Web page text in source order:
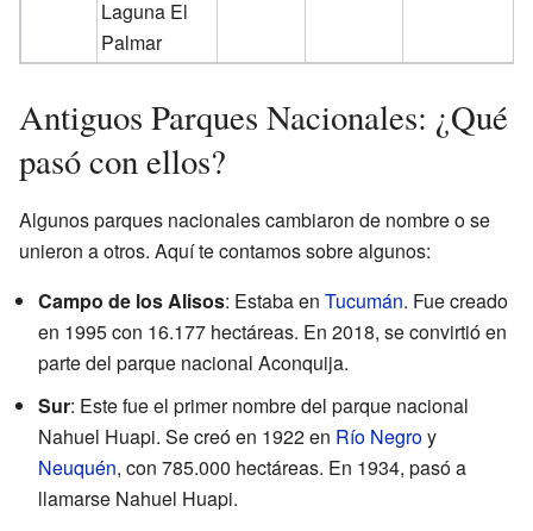
Laguna El
Palmar
Antiguos Parques Nacionales: ¿Qué
pasó con ellos?
Algunos parques nacionales cambiaron de nombre o se
unieron a otros. Aquí te contamos sobre algunos:
Campo de los Alisos: Estaba en Tucumán. Fue creado
en 1995 con 16.177 hectáreas. En 2018, se convirtió en
parte del parque nacional Aconquija.
Sur: Este fue el primer nombre del parque nacional
Nahuel Huapi. Se creó en 1922 en Río Negroy
Neuquén, con 785.000 hectáreas. En 1934, pasó a
llamarse Nahuel Huapi.